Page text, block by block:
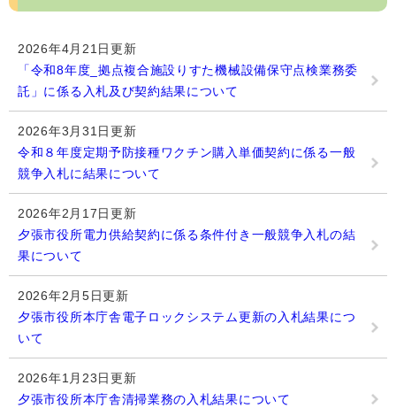
2026年4月21日更新
「令和8年度_拠点複合施設りすた機械設備保守点検業務委
託」に係る入札及び契約結果について
2026年3月31日更新
令和８年度定期予防接種ワクチン購入単価契約に係る一般
競争入札に結果について
2026年2月17日更新
夕張市役所電力供給契約に係る条件付き一般競争入札の結
果について
2026年2月5日更新
夕張市役所本庁舎電子ロックシステム更新の入札結果につ
いて
2026年1月23日更新
夕張市役所本庁舎清掃業務の入札結果について